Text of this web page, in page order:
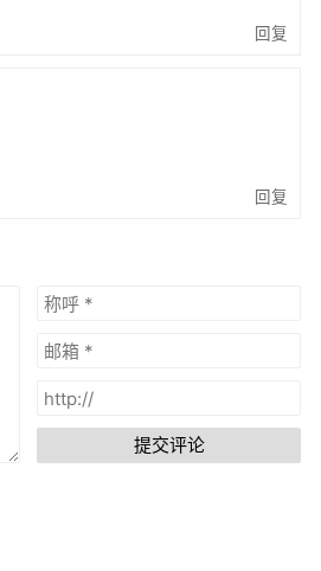
回复
回复
提交评论